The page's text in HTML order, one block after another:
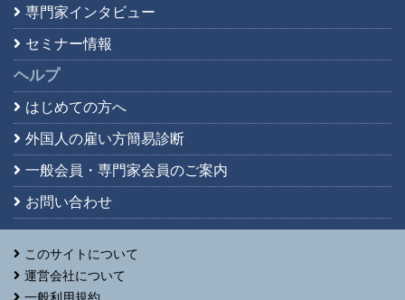
専門家インタビュー
セミナー情報
ヘルプ
はじめての方へ
外国人の雇い方簡易診断
一般会員・専門家会員のご案内
お問い合わせ
このサイトについて
運営会社について